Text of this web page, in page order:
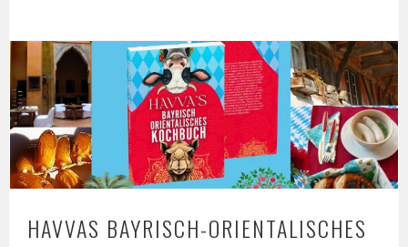
besten
Kräuterfrikadellen
Tunesien
HAVVAS BAYRISCH-ORIENTALISCHES